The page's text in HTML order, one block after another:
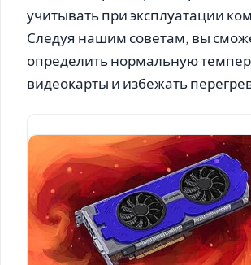
учитывать при эксплуатации
Следуя нашим советам, вы
определить нормальную
видеокарты и избежать